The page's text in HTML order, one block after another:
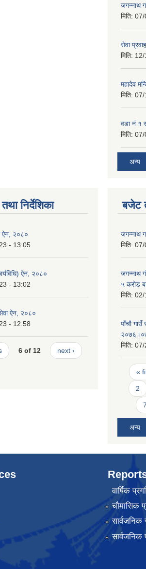
जगन्नाथ
मिति: 07/
सेवा
मिति:
महादेव
मिति: 07/
वडा नं १
मिति: 07/
अन्य
निर्देशिका
ऐन, २०८०
- 13:05
ऐन, २०८०
- 13:02
ऐन, २०८०
- 12:58
6 of 12 next ›
बजेट
जगन्नाथ
मिति: 07/
जगन्नाथ
५ करोड
मिति: 02/
पाँचाै
मिति: 07/
«
2
7
अन्य
वार्षिक
चौमासिक
सार्वजनिक
सार्वजनिक